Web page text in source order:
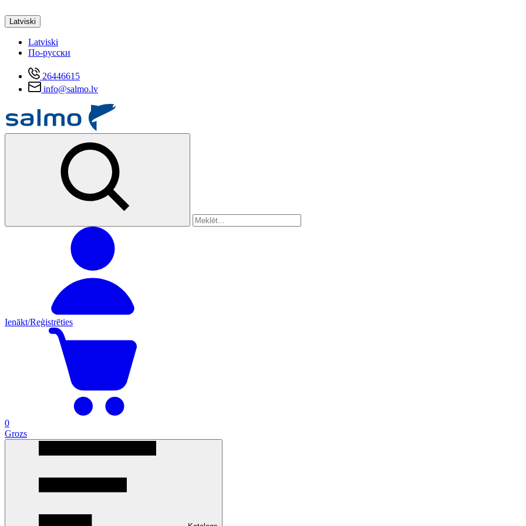
Latviski
Latviski
По-русски
26446615
info@salmo.lv
Ienākt/Reģistrēties
0
Grozs